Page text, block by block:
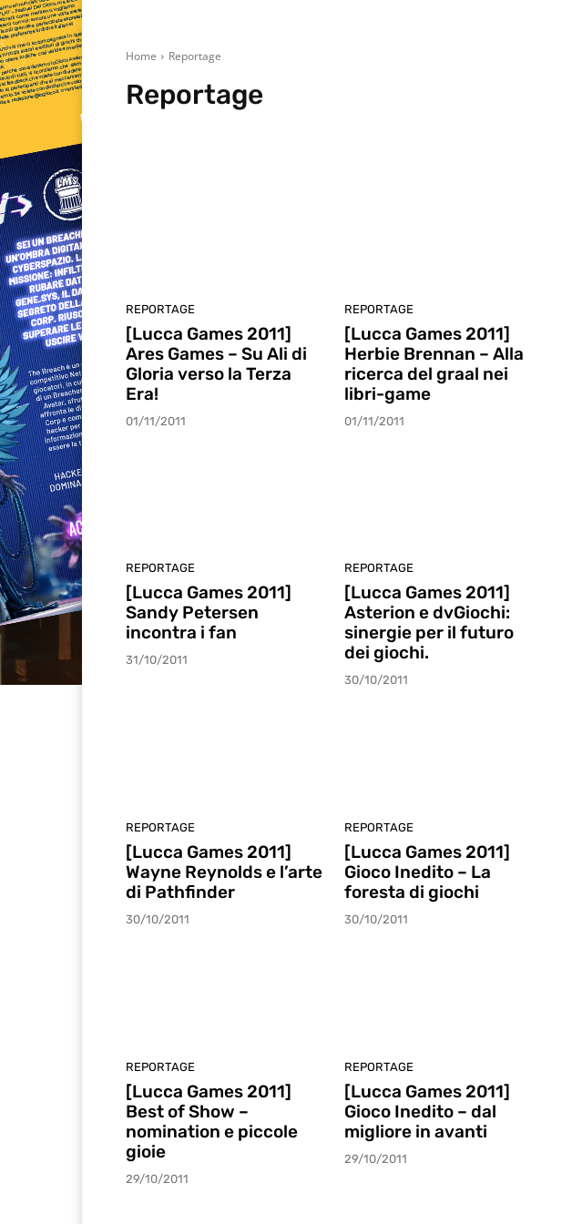
Home Reportage
Reportage
REPORTAGE
[Lucca Games 2011]
Ares Games – Su Ali di
Gloria verso la Terza
Era!
01/11/2011
REPORTAGE
[Lucca Games 2011]
Herbie Brennan – Alla
ricerca del graal nei
libri-game
01/11/2011
REPORTAGE
[Lucca Games 2011]
Sandy Petersen
incontra i fan
31/10/2011
REPORTAGE
[Lucca Games 2011]
Asterion e dvGiochi:
sinergie per il futuro
dei giochi.
30/10/2011
REPORTAGE
[Lucca Games 2011]
Wayne Reynolds e l’arte
di Pathfinder
30/10/2011
REPORTAGE
[Lucca Games 2011]
Gioco Inedito – La
foresta di giochi
30/10/2011
REPORTAGE
[Lucca Games 2011]
Best of Show –
nomination e piccole
gioie
29/10/2011
REPORTAGE
[Lucca Games 2011]
Gioco Inedito – dal
migliore in avanti
29/10/2011